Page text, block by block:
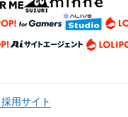
採用サイト